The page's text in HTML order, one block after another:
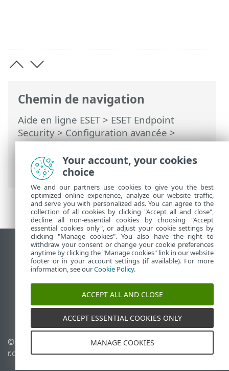
Chemin de navigation
Aide en ligne ESET> ESET Endpoint
Security>Configuration avancée>
Rétablissement des paramètres des
configurations avancées > Erreur lors de
l’enregistrement de la configuration
Afficher le site des postes de travail
End of Life
Base de connaissances ESET
Forum ESET
ESET Status Portal
Support régional
© 1992 - 2026 ESET, spol. s
r.o. - Tous droits réservés.
Politique relative aux
Your account, your cookies
choice
We and our partners use cookies to give you the best
optimized online experience, analyze our website traffic,
and serve you with personalized ads. You can agree to the
collection of all cookies by clicking "Accept all and close",
decline all non-essential cookies by choosing "Accept
essential cookies only", or adjust your cookie settings by
clicking "Manage cookies". You also have the right to
withdraw your consent or change your cookie preferences
anytime by clicking the "Manage cookies" link in our website
footer or in your account settings (if available). For more
information, see ourCookie Policy.
ACCEPT ALL AND CLOSE
ACCEPT ESSENTIAL COOKIES ONLY
MANAGE COOKIES